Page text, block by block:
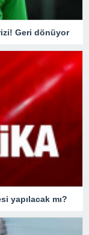
Geri dönüyor
yapılacak mı?